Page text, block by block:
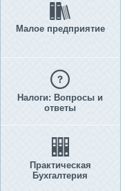
Малое предприятие
Налоги: Вопросы и
ответы
Практическая
Бухгалтерия